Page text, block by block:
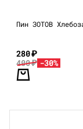
Пин ЗОТОВ
280₽
400₽ -30%